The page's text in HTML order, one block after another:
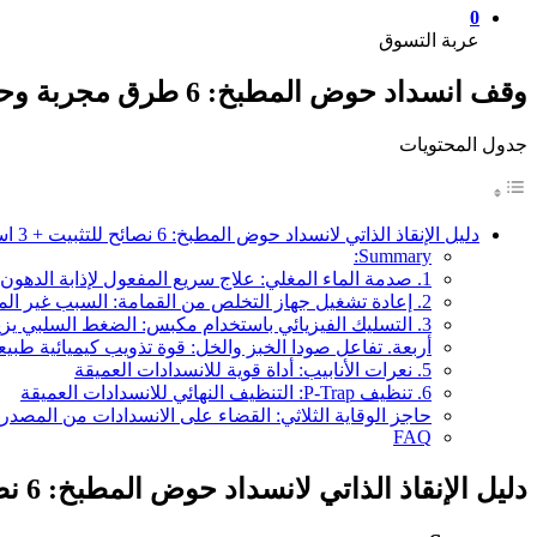
0
عربة التسوق
وقف انسداد حوض المطبخ: 6 طرق مجربة وحيل للوقاية
جدول المحتويات
دليل الإنقاذ الذاتي لانسداد حوض المطبخ: 6 نصائح للتثبيت + 3 استراتيجيات للوقاية
Summary:
1. صدمة الماء المغلي: علاج سريع المفعول لإذابة الدهون
2. إعادة تشغيل جهاز التخلص من القمامة: السبب غير الملحوظ للانسداد
3. التسليك الفيزيائي باستخدام مكبس: الضغط السلبي يزيل الانسدادات العنيدة
أربعة. تفاعل صودا الخبز والخل: قوة تذويب كيميائية
5. نعرات الأنابيب: أداة قوية للانسدادات العميقة
6. تنظيف P-Trap: التنظيف النهائي للانسدادات العميقة
حاجز الوقاية الثلاثي: القضاء على الانسدادات من المصدر
FAQ
دليل الإنقاذ الذاتي لانسداد حوض المطبخ: 6 نصائح للتثبيت + 3 استراتيجيات للوقاية